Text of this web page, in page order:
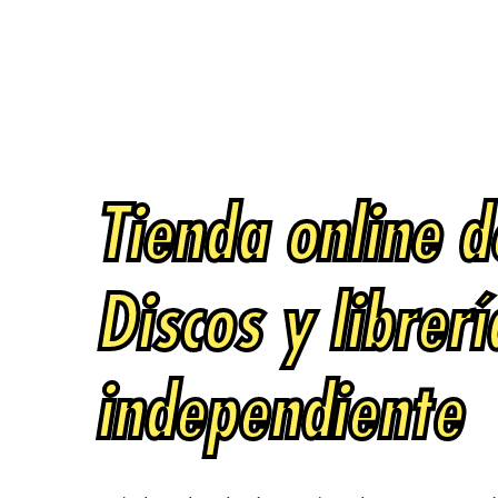
Tienda online
Discos y
independiente